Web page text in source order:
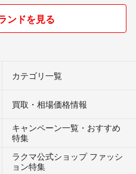
ンドを見る
カテゴリ一覧
買取・相場価格情報
キャンペーン一覧・おすすめ
特集
ラクマ公式ショップ ファッシ
ョン特集